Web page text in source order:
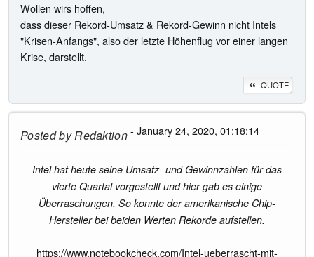
Wollen wirs hoffen,
dass dieser Rekord-Umsatz & Rekord-Gewinn nicht Intels
"Krisen-Anfangs", also der letzte Höhenflug vor einer langen
Krise, darstellt.
QUOTE
Posted byRedaktion- January 24, 2020, 01:18:14
Intel hat heute seine Umsatz- und Gewinnzahlen für das
vierte Quartal vorgestellt und hier gab es einige
Überraschungen. So konnte der amerikanische Chip-
Hersteller bei beiden Werten Rekorde aufstellen.
https://www.notebookcheck.com/Intel-ueberrascht-mit-